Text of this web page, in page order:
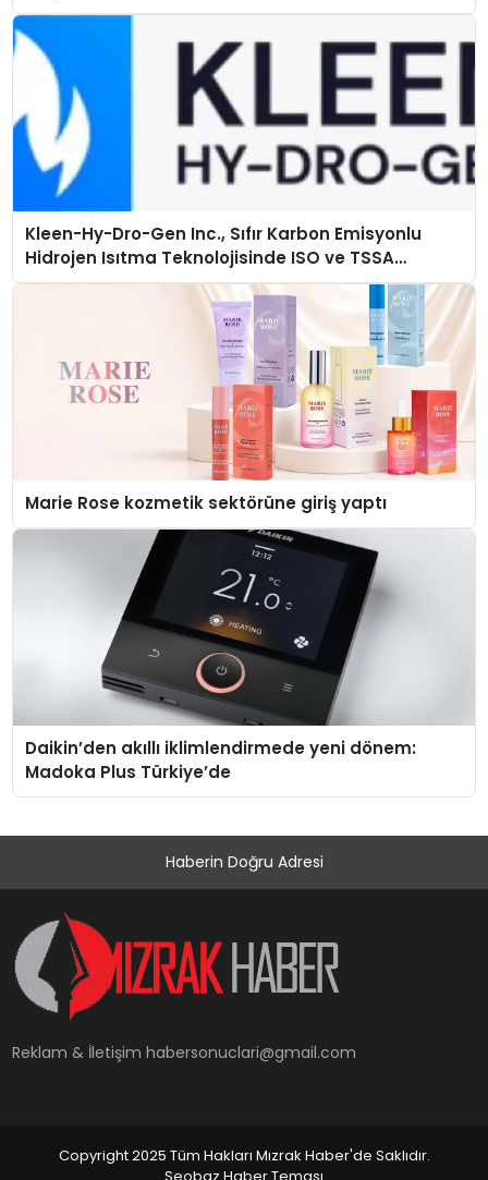
Kleen-Hy-Dro-Gen Inc., Sıfır Karbon Emisyonlu
Hidrojen Isıtma Teknolojisinde ISO ve TSSA
Düzenleyici Onaylarını Aldı
Marie Rose kozmetik sektörüne giriş yaptı
Daikin’den akıllı iklimlendirmede yeni dönem:
Madoka Plus Türkiye’de
Haberin Doğru Adresi
Reklam & İletişimhabersonuclari@gmail.com
Copyright 2025 Tüm Hakları Mızrak Haber'de Saklıdır.